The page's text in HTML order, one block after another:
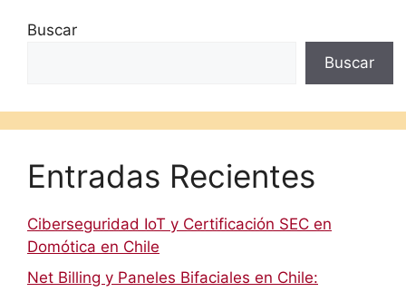
Buscar
Buscar
Entradas Recientes
Ciberseguridad IoT y Certificación SEC en
Domótica en Chile
Net Billing y Paneles Bifaciales en Chile: